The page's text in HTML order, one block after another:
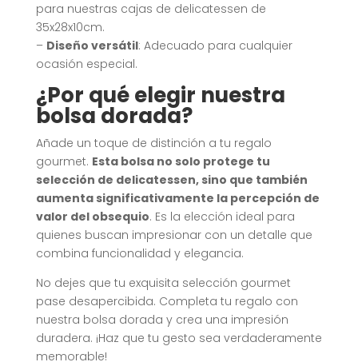
para nuestras cajas de delicatessen de
35x28x10cm.
– Diseño versátil: Adecuado para cualquier
ocasión especial.
¿Por qué elegir nuestra
bolsa dorada?
Añade un toque de distinción a tu regalo
gourmet. Esta bolsa no solo protege tu
selección de delicatessen, sino que también
aumenta significativamente la percepción de
valor del obsequio. Es la elección ideal para
quienes buscan impresionar con un detalle que
combina funcionalidad y elegancia.
No dejes que tu exquisita selección gourmet
pase desapercibida. Completa tu regalo con
nuestra bolsa dorada y crea una impresión
duradera. ¡Haz que tu gesto sea verdaderamente
memorable!